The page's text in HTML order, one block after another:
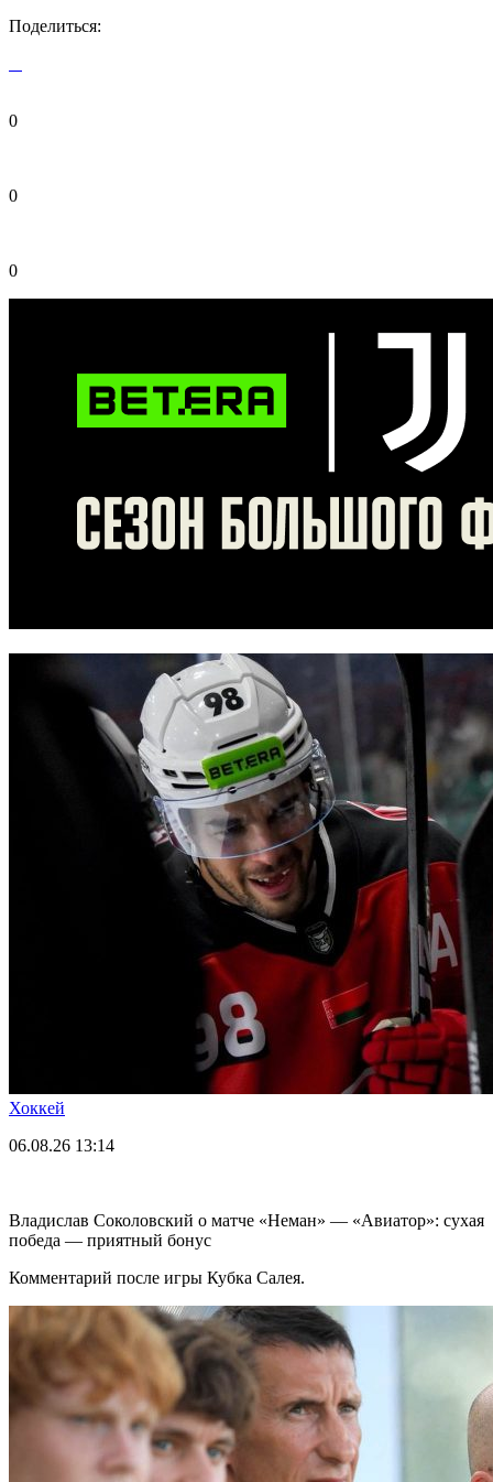
Поделиться:
0
0
0
Хоккей
06.08.26 13:14
Владислав Соколовский о матче «Неман» — «Авиатор»: сухая
победа — приятный бонус
Комментарий после игры Кубка Салея.